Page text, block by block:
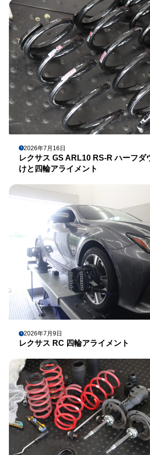
2026年7月16日
レクサス GS ARL10 RS-R ハーフダ
けと四輪アライメント
2026年7月9日
レクサス RC 四輪アライメント